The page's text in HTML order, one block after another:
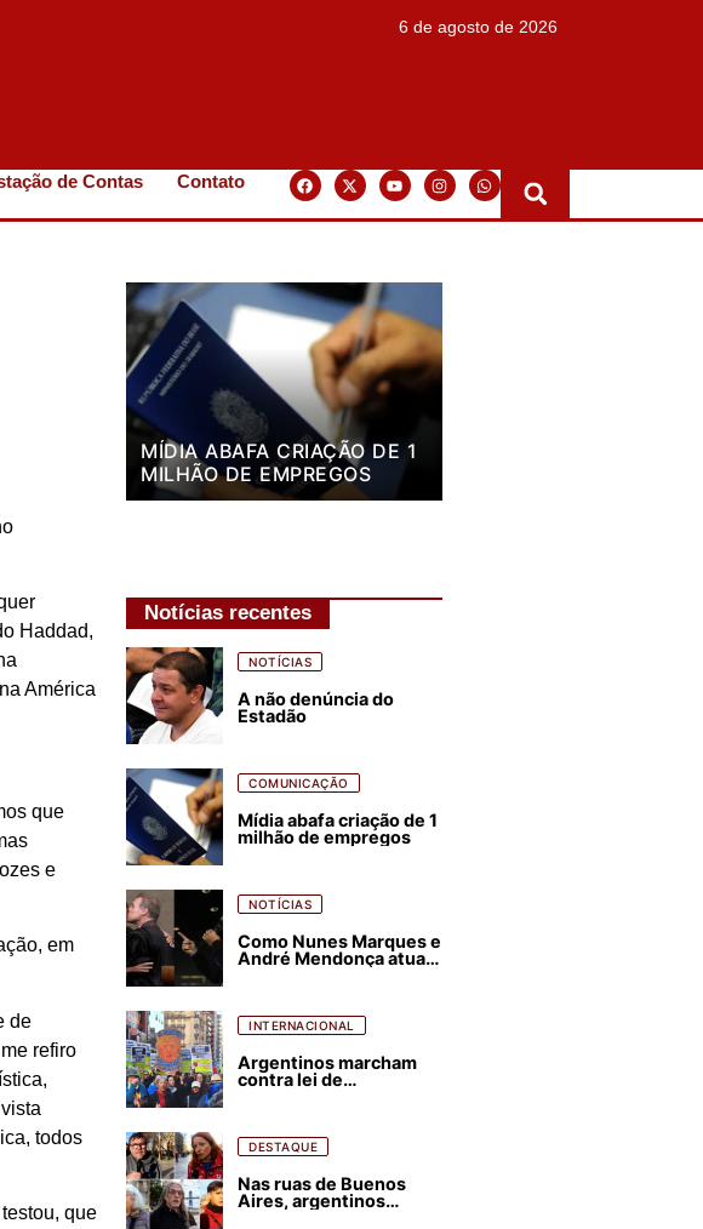
6 de agosto de 2026
de Contas Contato
Haddad,
América
que
e
em
de
refiro
todos
que
MÍDIA ABAFA CRIAÇÃO DE 1
MILHÃO DE EMPREGOS
Notícias recentes
NOTÍCIAS
A não denúncia do
Estadão
COMUNICAÇÃO
Mídia abafa criação de 1
milhão de empregos
NOTÍCIAS
Como Nunes Marques e
André Mendonça atuam
INTERNACIONAL
Argentinos marcham
contra lei de
florestais
DESTAQUE
Nas ruas de Buenos
Aires, argentinos